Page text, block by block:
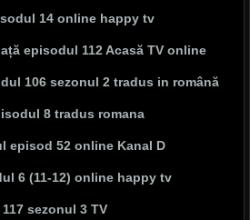
14 online happy tv
episodul 112 Acasă TV online
106 sezonul 2 tradus in română
8 tradus romana
episod 52 online Kanal D
6 (11-12) online happy tv
sezonul 3 TV